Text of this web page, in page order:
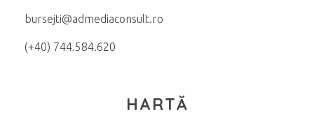
bursejti@admediaconsult.ro
(+40) 744.584.620
HARTĂ